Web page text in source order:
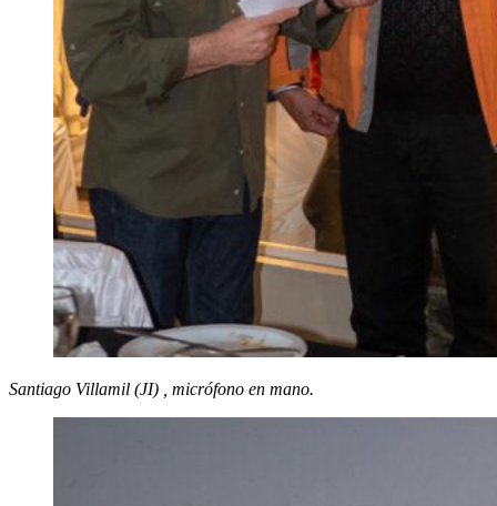
Santiago Villamil (JI) , micrófono en mano.